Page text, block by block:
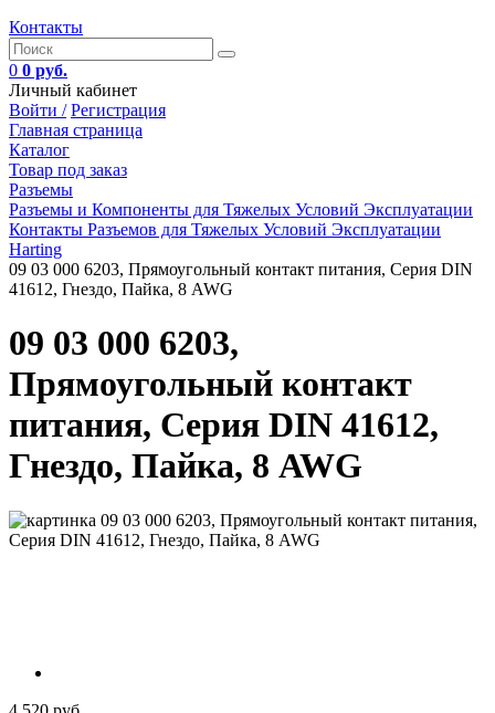
Контакты
0 0 руб.
Личный кабинет
Войти / Регистрация
Главная страница
Каталог
Товар под заказ
Разъемы
Разъемы и Компоненты для Тяжелых Условий Эксплуатации
Контакты Разъемов для Тяжелых Условий Эксплуатации
Harting
09 03 000 6203, Прямоугольный контакт питания, Серия DIN
41612, Гнездо, Пайка, 8 AWG
09 03 000 6203,
Прямоугольный контакт
питания, Серия DIN 41612,
Гнездо, Пайка, 8 AWG